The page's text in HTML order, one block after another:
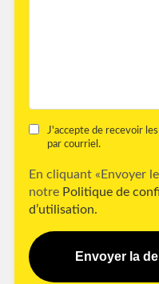
J'accepte de recevoir
par courriel.
En cliquant «Envoyer
notre Politique de
d’utilisation.
Envoyer la